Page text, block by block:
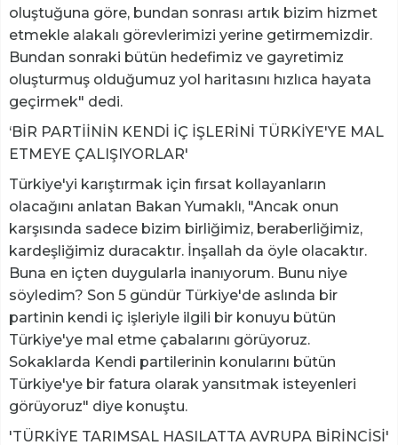
oluştuğuna göre, bundan sonrası artık bizim hizmet
etmekle alakalı görevlerimizi yerine getirmemizdir.
Bundan sonraki bütün hedefimiz ve gayretimiz
oluşturmuş olduğumuz yol haritasını hızlıca hayata
geçirmek" dedi.
‘BİR PARTİİNİN KENDİ İÇ İŞLERİNİ TÜRKİYE'YE MAL
ETMEYE ÇALIŞIYORLAR'
Türkiye'yi karıştırmak için fırsat kollayanların
olacağını anlatan Bakan Yumaklı, "Ancak onun
karşısında sadece bizim birliğimiz, beraberliğimiz,
kardeşliğimiz duracaktır. İnşallah da öyle olacaktır.
Buna en içten duygularla inanıyorum. Bunu niye
söyledim? Son 5 gündür Türkiye'de aslında bir
partinin kendi iç işleriyle ilgili bir konuyu bütün
Türkiye'ye mal etme çabalarını görüyoruz.
Sokaklarda Kendi partilerinin konularını bütün
Türkiye'ye bir fatura olarak yansıtmak isteyenleri
görüyoruz" diye konuştu.
'TÜRKİYE TARIMSAL HASILATTA AVRUPA BİRİNCİSİ'